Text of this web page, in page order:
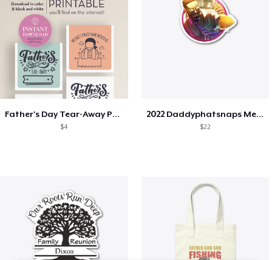
Father's Day Tear-Away Printable
$4
2022 Daddyphatsnaps Merch
$22